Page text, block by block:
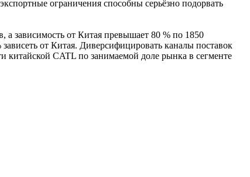
ограничения способны серьёзно подорвать
а зависимость от Китая превышает 80 % по 1850
от Китая. Диверсифицировать каналы поставок
китайской CATL по занимаемой доле рынка в сегменте